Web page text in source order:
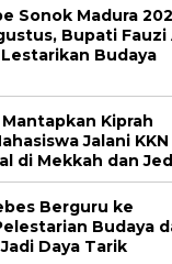
Sonok Madura
Bupati Fauzi
Budaya
Kiprah
Jalani KKN
di Mekkah dan
Berguru ke
Budaya
Daya Tarik